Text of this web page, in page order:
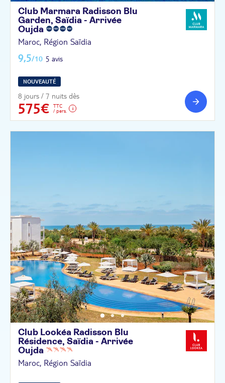
Club Marmara Radisson Blu
Garden, Saïdia - Arrivée
Oujda
Maroc, Région Saïdia
9,5/10 5 avis
NOUVEAUTÉ
8 jours / 7 nuits dès
575€
TTC
/ pers.
Club Lookéa Radisson Blu
Résidence, Saïdia - Arrivée
Oujda
Maroc, Région Saïdia